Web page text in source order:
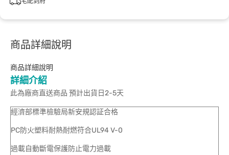
商品詳細說明
商品詳細說明
詳細介紹
此為廠商直送商品 預計出貨日2-5天
經濟部標準檢驗局新安規認証合格
PC防火塑料耐熱耐燃符合UL94 V-0
過載自動斷電保護防止電力過載